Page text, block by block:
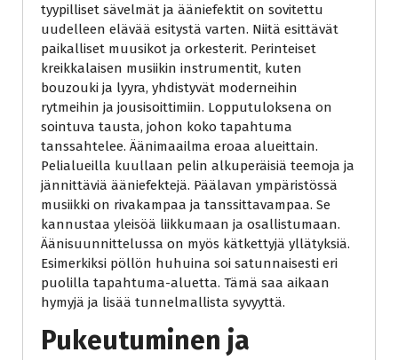
tyypilliset sävelmät ja ääniefektit on sovitettu
uudelleen elävää esitystä varten. Niitä esittävät
paikalliset muusikot ja orkesterit. Perinteiset
kreikkalaisen musiikin instrumentit, kuten
bouzouki ja lyyra, yhdistyvät moderneihin
rytmeihin ja jousisoittimiin. Lopputuloksena on
sointuva tausta, johon koko tapahtuma
tanssahtelee. Äänimaailma eroaa alueittain.
Pelialueilla kuullaan pelin alkuperäisiä teemoja ja
jännittäviä ääniefektejä. Päälavan ympäristössä
musiikki on rivakampaa ja tanssittavampaa. Se
kannustaa yleisöä liikkumaan ja osallistumaan.
Äänisuunnittelussa on myös kätkettyjä yllätyksiä.
Esimerkiksi pöllön huhuina soi satunnaisesti eri
puolilla tapahtuma-aluetta. Tämä saa aikaan
hymyjä ja lisää tunnelmallista syvyyttä.
Pukeutuminen ja